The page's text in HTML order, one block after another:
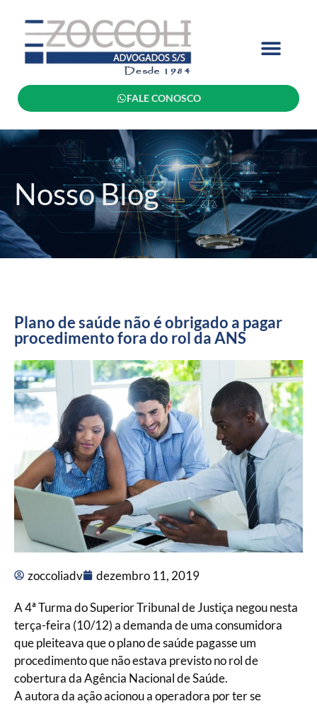
FALE CONOSCO
Nosso Blog
Plano de saúde não é obrigado a pagar
procedimento fora do rol da ANS
zoccoliadv dezembro 11, 2019
A 4ª Turma do Superior Tribunal de Justiça negou nesta
terça-feira (10/12) a demanda de uma consumidora
que pleiteava que o plano de saúde pagasse um
procedimento que não estava previsto no rol de
cobertura da Agência Nacional de Saúde.
A autora da ação acionou a operadora por ter se